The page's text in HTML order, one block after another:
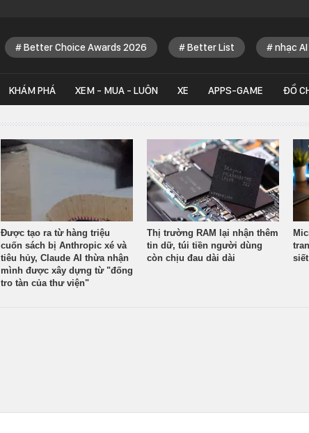
Better Choice Awards 2026 Better List nhạc AI
KHÁM PHÁ XEM - MUA - LUÔN XE APPS-GAME ĐỒ
Được tạo ra từ hàng triệu
cuốn sách bị Anthropic xé và
tiêu hủy, Claude AI thừa nhận
mình được xây dựng từ "đống
tro tàn của thư viện"
Thị trường RAM lại nhận thêm
tin dữ, túi tiền người dùng
còn chịu đau dài dài